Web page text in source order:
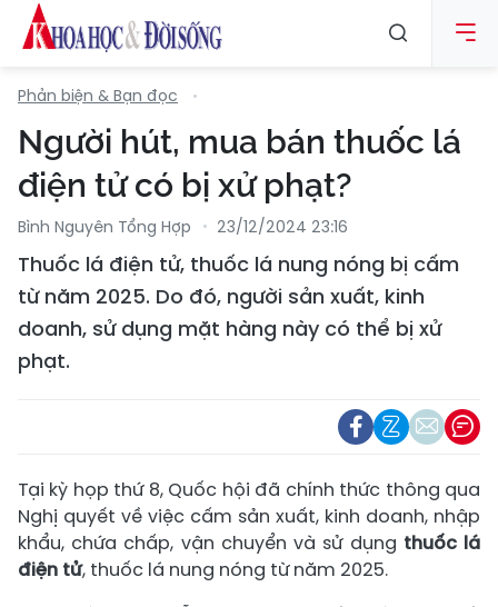
Phản biện & Bạn đọc
Người hút, mua bán thuốc lá
điện tử có bị xử phạt?
Bình Nguyên Tổng Hợp 23/12/2024 23:16
Thuốc lá điện tử, thuốc lá nung nóng bị cấm
từ năm 2025. Do đó, người sản xuất, kinh
doanh, sử dụng mặt hàng này có thể bị xử
phạt.
Tại kỳ họp thứ 8, Quốc hội đã chính thức thông qua
Nghị quyết về việc cấm sản xuất, kinh doanh, nhập
khẩu, chứa chấp, vận chuyển và sử dụng thuốc lá
điện tử, thuốc lá nung nóng từ năm 2025.